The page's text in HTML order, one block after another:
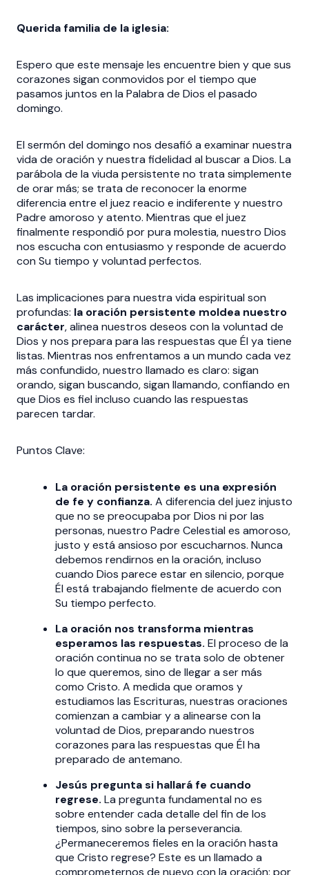
Querida familia de la iglesia:
Espero que este mensaje les encuentre bien y que sus
corazones sigan conmovidos por el tiempo que
pasamos juntos en la Palabra de Dios el pasado
domingo.
El sermón del domingo nos desafió a examinar nuestra
vida de oración y nuestra fidelidad al buscar a Dios. La
parábola de la viuda persistente no trata simplemente
de orar más; se trata de reconocer la enorme
diferencia entre el juez reacio e indiferente y nuestro
Padre amoroso y atento. Mientras que el juez
finalmente respondió por pura molestia, nuestro Dios
nos escucha con entusiasmo y responde de acuerdo
con Su tiempo y voluntad perfectos.
Las implicaciones para nuestra vida espiritual son
profundas: la oración persistente moldea nuestro
carácter, alinea nuestros deseos con la voluntad de
Dios y nos prepara para las respuestas que Él ya tiene
listas. Mientras nos enfrentamos a un mundo cada vez
más confundido, nuestro llamado es claro: sigan
orando, sigan buscando, sigan llamando, confiando en
que Dios es fiel incluso cuando las respuestas
parecen tardar.
Puntos Clave:
La oración persistente es una expresión
de fe y confianza. A diferencia del juez injusto
que no se preocupaba por Dios ni por las
personas, nuestro Padre Celestial es amoroso,
justo y está ansioso por escucharnos. Nunca
debemos rendirnos en la oración, incluso
cuando Dios parece estar en silencio, porque
Él está trabajando fielmente de acuerdo con
Su tiempo perfecto.
La oración nos transforma mientras
esperamos las respuestas. El proceso de la
oración continua no se trata solo de obtener
lo que queremos, sino de llegar a ser más
como Cristo. A medida que oramos y
estudiamos las Escrituras, nuestras oraciones
comienzan a cambiar y a alinearse con la
voluntad de Dios, preparando nuestros
corazones para las respuestas que Él ha
preparado de antemano.
Jesús pregunta si hallará fe cuando
regrese. La pregunta fundamental no es
sobre entender cada detalle del fin de los
tiempos, sino sobre la perseverancia.
¿Permaneceremos fieles en la oración hasta
que Cristo regrese? Este es un llamado a